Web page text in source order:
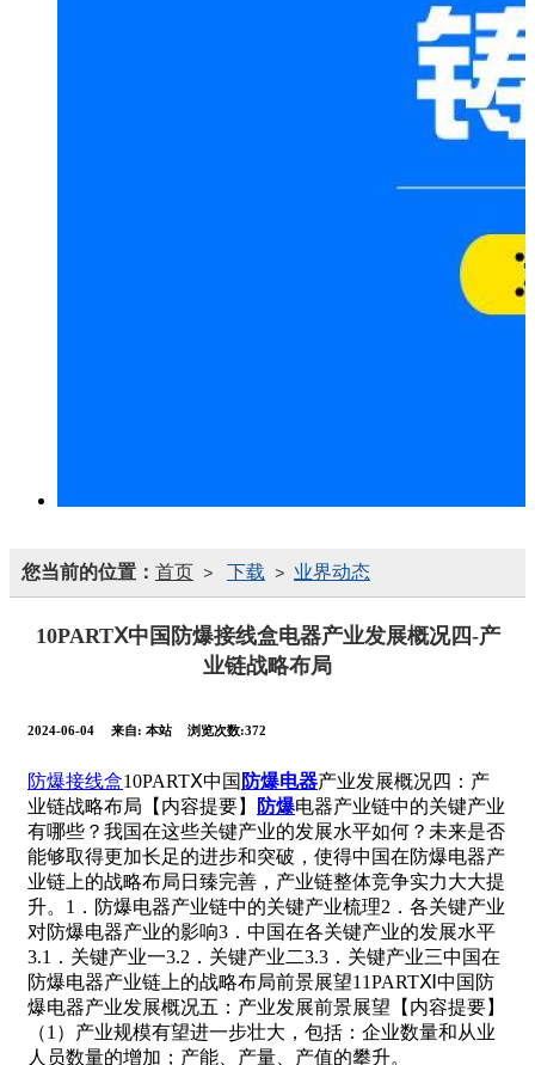
您当前的位置： 首页 > 下载 > 业界动态
10PARTⅩ中国防爆接线盒电器产业发展概况四-产
业链战略布局
2024-06-04 来自: 本站 浏览次数:372
防爆接线盒10PARTⅩ中国 防爆电器产业发展概况四：产
业链战略布局【内容提要】
防爆电器产业链中的关键产业
有哪些？我国在这些关键产业的发展水平如何？未来是否
能够取得更加长足的进步和突破，使得中国在防爆电器产
业链上的战略布局日臻完善，产业链整体竞争实力大大提
升。1．防爆电器产业链中的关键产业梳理2．各关键产业
对防爆电器产业的影响3．中国在各关键产业的发展水平
3.1．关键产业一3.2．关键产业二3.3．关键产业三中国在
防爆电器产业链上的战略布局前景展望11PARTⅪ中国防
爆电器产业发展概况五：产业发展前景展望【内容提要】
（1）产业规模有望进一步壮大，包括：企业数量和从业
人员数量的增加；产能、产量、产值的攀升。